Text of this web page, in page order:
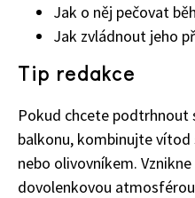
Jak o něj pečovat
Jak zvládnout jeho
Tip redakce
Pokud chcete podtrhnout
balkonu, kombinujte vítod
nebo olivovníkem.
dovolenkovou